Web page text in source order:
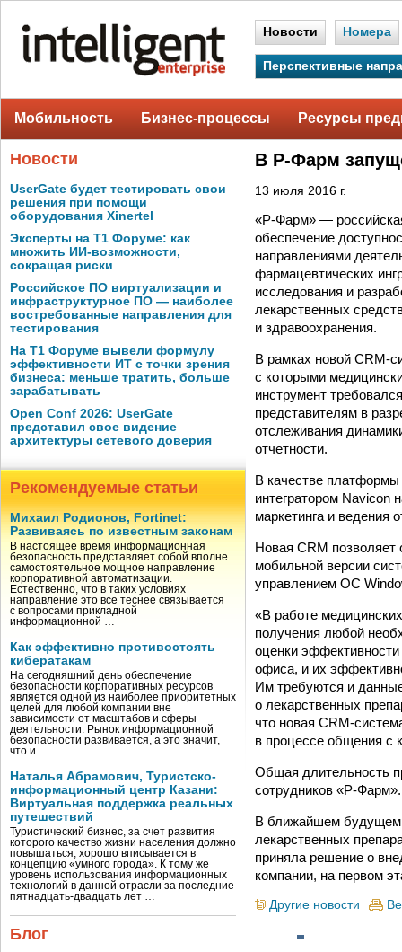
Новости Номера
Перспективные
Мобильность Бизнес-процессы Ресурсы
Новости
UserGate будет тестировать свои
решения при помощи
оборудования Xinertel
Эксперты на Т1 Форуме: как
множить ИИ-возможности,
сокращая риски
Российское ПО виртуализации и
инфраструктурное ПО — наиболее
востребованные направления для
тестирования
На Т1 Форуме вывели формулу
эффективности ИТ с точки зрения
бизнеса: меньше тратить, больше
зарабатывать
Open Conf 2026: UserGate
представил свое видение
архитектуры сетевого доверия
Рекомендуемые статьи
Михаил Родионов, Fortinet:
Развиваясь по известным законам
В настоящее время информационная
безопасность представляет собой вполне
самостоятельное мощное направление
корпоративной автоматизации.
Естественно, что в таких условиях
направление это все теснее связывается
с вопросами прикладной
информационной …
Как эффективно противостоять
кибератакам
На сегодняшний день обеспечение
безопасности корпоративных ресурсов
является одной из наиболее приоритетных
целей для любой компании вне
зависимости от масштабов и сферы
деятельности. Рынок информационной
безопасности развивается, а это значит,
что и …
Наталья Абрамович, Туристско-
информационный центр Казани:
Виртуальная поддержка реальных
путешествий
Туристический бизнес, за счет развития
которого качество жизни населения должно
повышаться, хорошо вписывается в
концепцию «умного города». К тому же
уровень использования информационных
технологий в данной отрасли за последние
пятнадцать-двадцать лет …
Блог
В Р-Фарм
13 июля 2016 г.
«Р-Фарм» —
обеспечение
направлениями
фармацевтических
исследования и
лекарственных
и здравоохранения.
В рамках новой CRM-
с которыми
инструмент
представителям в
отслеживания
отчетности.
В качестве
интегратором Navicon
маркетинга и ведения
Новая CRM
мобильной версии
управлением OС
«В работе
получения любой
оценки
офиса, и их
Им требуются и
о лекарственных
что новая CRM-
в процессе общения с
Общая длительность
сотрудников «Р-Фарм».
В ближайшем будущем
лекарственных
приняла решение о
компании, на первом
Другие новости